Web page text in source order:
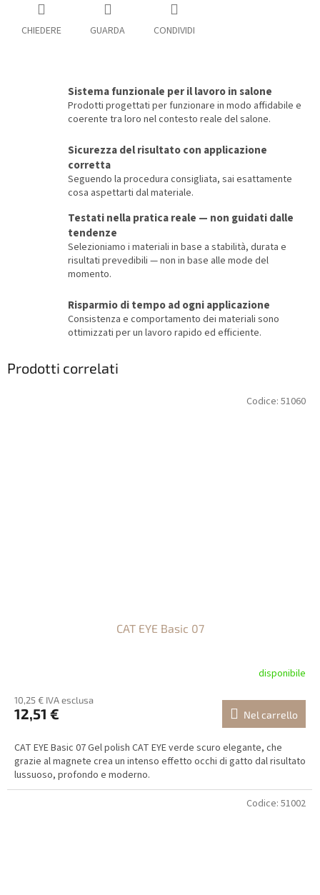
CHIEDERE GUARDA CONDIVIDI
Sistema funzionale per il lavoro in salone
Prodotti progettati per funzionare in modo affidabile e
coerente tra loro nel contesto reale del salone.
Sicurezza del risultato con applicazione
corretta
Seguendo la procedura consigliata, sai esattamente
cosa aspettarti dal materiale.
Testati nella pratica reale — non guidati dalle
tendenze
Selezioniamo i materiali in base a stabilità, durata e
risultati prevedibili — non in base alle mode del
momento.
Risparmio di tempo ad ogni applicazione
Consistenza e comportamento dei materiali sono
ottimizzati per un lavoro rapido ed efficiente.
Prodotti correlati
CAT EYE Basic 07
disponibile
10,25 € IVA esclusa
12,51 € Nel carrello
CAT EYE Basic 07 Gel polish CAT EYE verde scuro elegante, che
grazie al magnete crea un intenso effetto occhi di gatto dal risultato
lussuoso, profondo e moderno.
Codice: 51060
Codice: 51002